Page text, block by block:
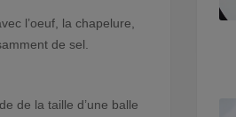
l’oeuf, la chapelure,
de sel.
de la taille d’une balle